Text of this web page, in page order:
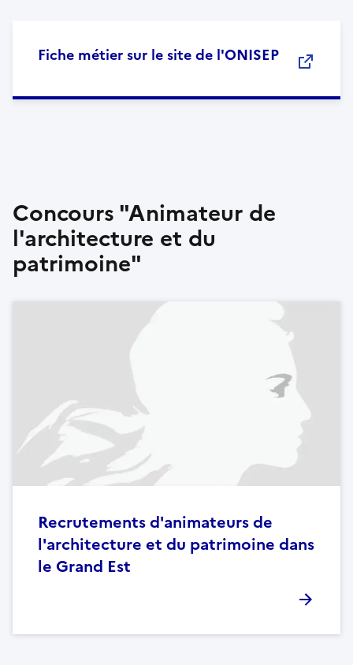
Fiche métier sur le site de l'ONISEP
Concours "Animateur de
l'architecture et du
patrimoine"
Recrutements d'animateurs de
l'architecture et du patrimoine dans
le Grand Est